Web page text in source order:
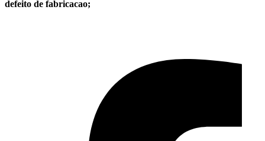
defeito de fabricacao;